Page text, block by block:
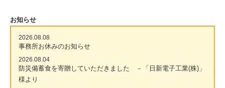
お知らせ
2026.08.08
事務所お休みのお知らせ
2026.08.04
防災備蓄食を寄贈していただきました －「日新電子工業(株)」
様より